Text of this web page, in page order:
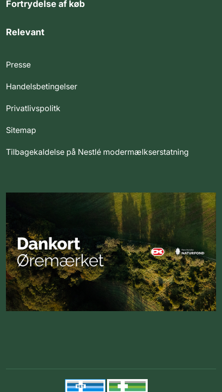
Fortrydelse af køb
Relevant
Presse
Handelsbetingelser
Privatlivspolitk
Sitemap
Tilbagekaldelse på Nestlé modermælkserstatning